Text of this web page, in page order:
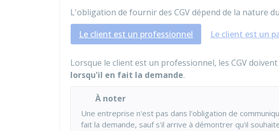
L'obligation de fournir des CGV dépend de la nature
Le client est un professionnel
Le client est un
Lorsque le client est un professionnel, les CGV
lorsqu'il en fait la demande.
À noter
Une entreprise n'est pas dans l'obligation de
fait la demande, sauf s'il arrive à démontrer qu'il